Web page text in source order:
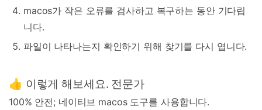
macos가 작은 오류를 검사하고 복구하는 동안 기다립
니다.
파일이 나타나는지 확인하기 위해 찾기를 다시 엽니다.
👍 이렇게 해보세요. 전문가
100% 안전; 네이티브 macos 도구를 사용합니다.